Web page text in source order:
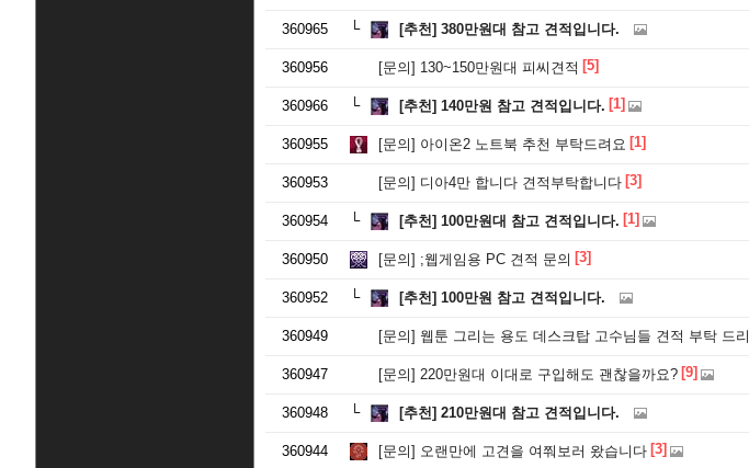
360965 [추천] 380만원대 참고 견적입니다.
360956 [문의] 130~150만원대 피씨견적 [5]
360966 [추천] 140만원 참고 견적입니다. [1]
360955 [문의] 아이온2 노트북 추천 부탁드려요 [1]
360953 [문의] 디아4만 합니다 견적부탁합니다 [3]
360954 [추천] 100만원대 참고 견적입니다. [1]
360950 [문의] ;웹게임용 PC 견적 문의 [3]
360952 [추천] 100만원 참고 견적입니다.
360949 [문의] 웹툰 그리는 용도 데스크탑 고수님들 견적 부탁 드리겠습니다.
360947 [문의] 220만원대 이대로 구입해도 괜찮을까요? [9]
360948 [추천] 210만원대 참고 견적입니다.
360944 [문의] 오랜만에 고견을 여쭤보러 왔습니다 [3]